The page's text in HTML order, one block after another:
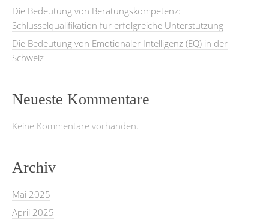
Die Bedeutung von Beratungskompetenz:
Schlüsselqualifikation für erfolgreiche Unterstützung
Die Bedeutung von Emotionaler Intelligenz (EQ) in der
Schweiz
Neueste Kommentare
Keine Kommentare vorhanden.
Archiv
Mai 2025
April 2025